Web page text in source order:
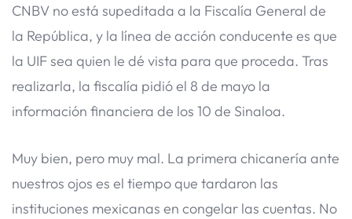
CNBV no está supeditada a la Fiscalía General de
la República, y la línea de acción conducente es que
la UIF sea quien le dé vista para que proceda. Tras
realizarla, la fiscalía pidió el 8 de mayo la
información financiera de los 10 de Sinaloa.
Muy bien, pero muy mal. La primera chicanería ante
nuestros ojos es el tiempo que tardaron las
instituciones mexicanas en congelar las cuentas. No